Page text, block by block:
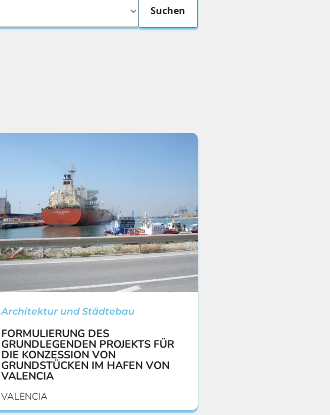
Architektur und Städtebau
FORMULIERUNG DES
GRUNDLEGENDEN PROJEKTS FÜR
DIE KONZESSION VON
GRUNDSTÜCKEN IM HAFEN VON
VALENCIA
VALENCIA